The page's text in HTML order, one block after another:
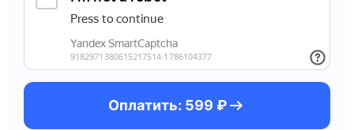
Оплатить: 599 ₽arrow_right_alt